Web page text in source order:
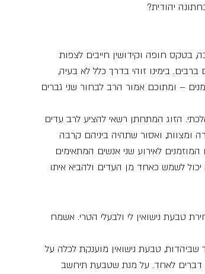
יהודית?
בטקס חופה וקידושין חייבים לצפות
בימינו זוהי בדרך כלל לא בעיה,
– ומתוכם אמור הרב לבחור שני גברים
הזוג המתחתן רשאי להציע לרב עדים
ומצוות, ואסור שתהיה ביניהם קרבה
לאירוע שני אנשים המתאימים
לשמש כאחד מן העדים ולהביא איתו
טבעת נישואין לי ולבעלי הטרי. אשמח
שביהדות, טבעת נישואין מוענקת לכלה על
דברים לאחד. על מנת שטבעת תיחשב